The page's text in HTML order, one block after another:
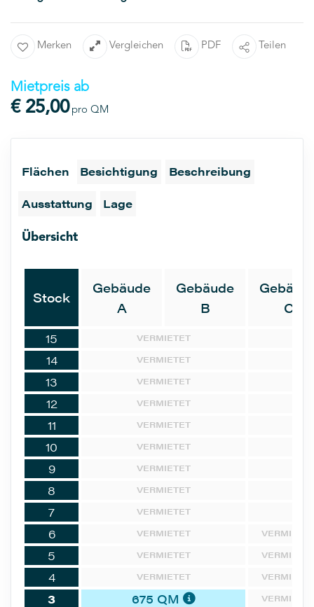
Merken Vergleichen PDF Teilen
Mietpreis ab
€ 25,00 pro QM
Flächen Besichtigung
Beschreibung
Ausstattung
Lage
Übersicht
Stock
Gebäude
A
Gebäude
B
C
15 VERMIETET
14 VERMIETET
13 VERMIETET
12 VERMIETET
11 VERMIETET
10 VERMIETET
9 VERMIETET
8 VERMIETET
7 VERMIETET
6 VERMIETET
5 VERMIETET
4 VERMIETET
3 675 QM